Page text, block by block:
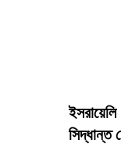
সিদ্ধান্ত